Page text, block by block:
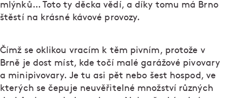
mlýnků… Toto ty děcka vědí, a díky tomu má Brno
štěstí na krásné kávové provozy.
Čímž se oklikou vracím k těm pivním, protože v
Brně je dost míst, kde točí malé garážové pivovary
a minipivovary. Je tu asi pět nebo šest hospod, ve
kterých se čepuje neuvěřitelné množství různých